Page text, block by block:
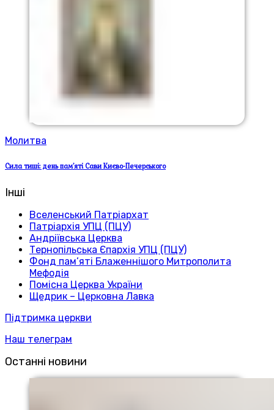
Молитва
Сила тиші: день пам’яті Сави Києво-Печерського
Інші
Вселенський Патріархат
Патріархія УПЦ (ПЦУ)
Андріївська Церква
Тернопільська Єпархія УПЦ (ПЦУ)
Фонд пам’яті Блаженнішого Митрополита
Мефодія
Помісна Церква України
Щедрик – Церковна Лавка
Підтримка церкви
Наш телеграм
Останні новини